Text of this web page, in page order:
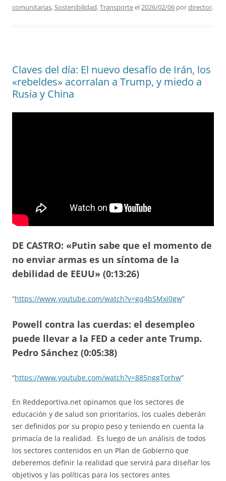
comunitarias,Sostenibilidad,Transporteel2026/02/06 pordirector.
Claves del día: El nuevo desafío de Irán, los
«rebeldes» acorralan a Trump, y miedo a
Rusia y China
DE CASTRO: «Putin sabe que el momento de
no enviar armas es un síntoma de la
debilidad de EEUU» (0:13:26)
“https://www.youtube.com/watch?v=gq4bSMxi0gw”
Powell contra las cuerdas: el desempleo
puede llevar a la FED a ceder ante Trump.
Pedro Sánchez (0:05:38)
“https://www.youtube.com/watch?v=885nggTorhw”
En Reddeportiva.net opinamos que los sectores de
educación y de salud son prioritarios, los cuales deberán
ser definidos por su propio peso y teniendo en cuenta la
primacía de la realidad. Es luego de un análisis de todos
los sectores contenidos en un Plan de Gobierno que
deberemos definir la realidad que servirá para diseñar los
objetivos y las políticas para los sectores antes